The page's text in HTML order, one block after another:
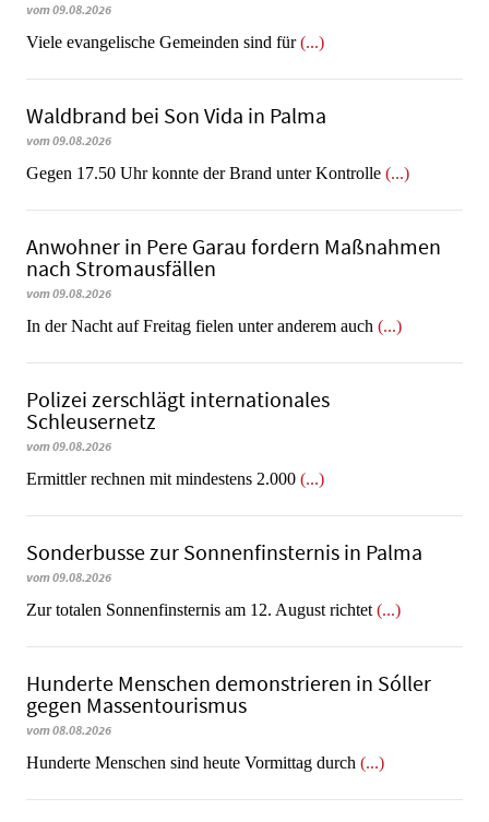
vom 09.08.2026
Viele evangelische Gemeinden sind für(...)
Waldbrand bei Son Vida in Palma
vom 09.08.2026
Gegen 17.50 Uhr konnte der Brand unter Kontrolle (...)
Anwohner in Pere Garau fordern Maßnahmen
nach Stromausfällen
vom 09.08.2026
In der Nacht auf Freitag fielen unter anderem auch (...)
Polizei zerschlägt internationales
Schleusernetz
vom 09.08.2026
Ermittler rechnen mit mindestens 2.000 (...)
Sonderbusse zur Sonnenfinsternis in Palma
vom 09.08.2026
Zur totalen Sonnenfinsternis am 12. August richtet (...)
Hunderte Menschen demonstrieren in Sóller
gegen Massentourismus
vom 08.08.2026
Hunderte Menschen sind heute Vormittag durch (...)